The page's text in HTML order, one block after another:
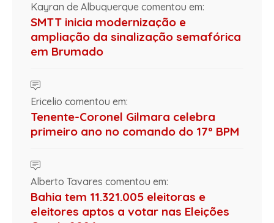
Kayran de Albuquerque comentou em:
SMTT inicia modernização e
ampliação da sinalização semafórica
em Brumado
Ericelio comentou em:
Tenente-Coronel Gilmara celebra
primeiro ano no comando do 17º BPM
Alberto Tavares comentou em:
Bahia tem 11.321.005 eleitoras e
eleitores aptos a votar nas Eleições